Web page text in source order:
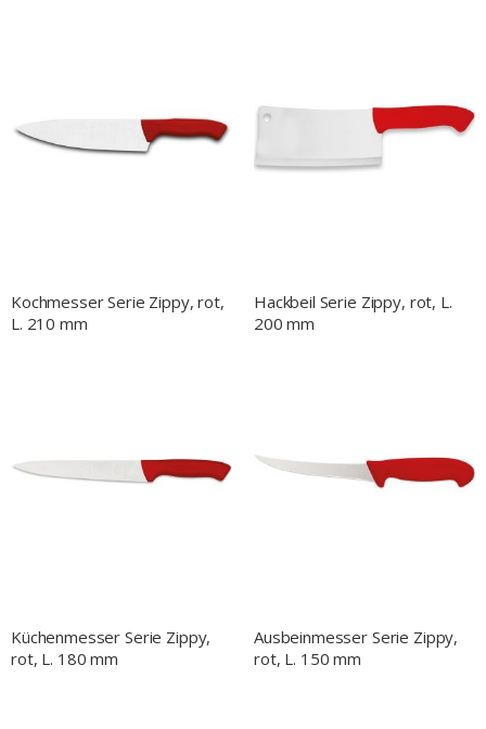
Kochmesser Serie Zippy, rot,
L. 210 mm
Hackbeil Serie Zippy, rot, L.
200 mm
Küchenmesser Serie Zippy,
rot, L. 180 mm
Ausbeinmesser Serie Zippy,
rot, L. 150 mm